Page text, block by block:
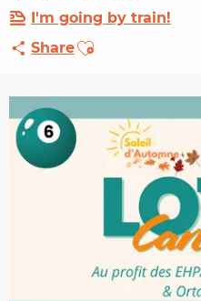
I'm going by train!
ShareAjouter aux favoris